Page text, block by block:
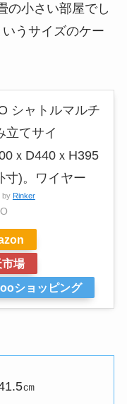
の小さい部屋でし
うサイズのケー
シャトルマルチ
立てサイ
ｘD440ｘH395
寸)。ワイヤー
by Rinker
場
ショッピング
㎝